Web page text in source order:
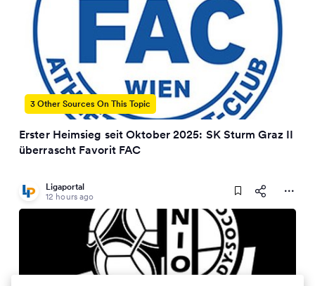
3 Other Sources On This Topic
Erster Heimsieg seit Oktober 2025: SK Sturm Graz II
überrascht Favorit FAC
Ligaportal
12 hours ago